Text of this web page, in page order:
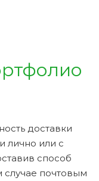
доставки
лично или с
способ
почтовым